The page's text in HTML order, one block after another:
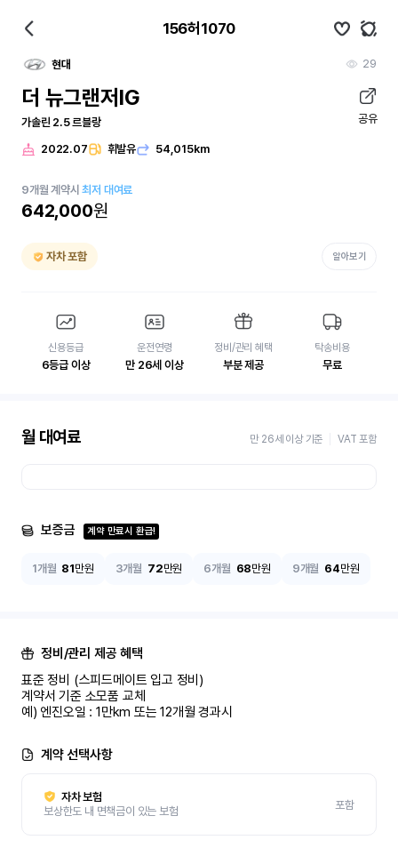
156허1070
현대 29
더 뉴그랜저IG
가솔린 2.5 르블랑 공유
2022.07 휘발유 54,015km
9개월 계약시최저 대여료
642,000원
자차 포함 알아보기
신용등급
6등급 이상
운전연령
만 26세 이상
정비/관리 혜택
부분 제공
탁송비용
무료
월 대여료 만 26세 이상 기준 VAT 포함
보증금 계약 만료시 환급!
1개월 81만원 3개월 72만원 6개월 68만원 9개월 64만원
정비/관리 제공 혜택
표준 정비 (스피드메이트 입고 정비)
계약서 기준 소모품 교체
예) 엔진오일 : 1만km 또는 12개월 경과시
계약 선택사항
자차 보험
보상한도 내 면책금이 있는 보험
포함